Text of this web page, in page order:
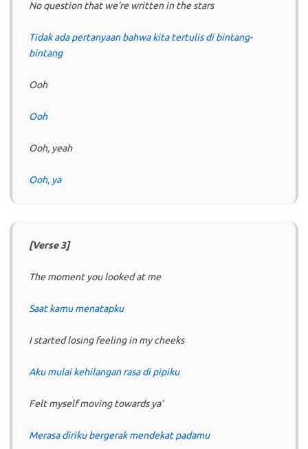
No question that we’re written in the stars
Tidak ada pertanyaan bahwa kita tertulis di bintang-
bintang
Ooh
Ooh
Ooh, yeah
Ooh, ya
[Verse 3]
The moment you looked at me
Saat kamu menatapku
I started losing feeling in my cheeks
Aku mulai kehilangan rasa di pipiku
Felt myself moving towards ya’
Merasa diriku bergerak mendekat padamu